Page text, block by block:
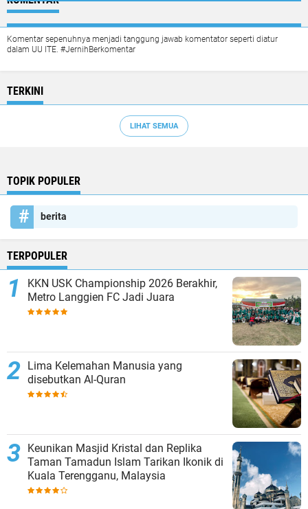
Komentar sepenuhnya menjadi tanggung jawab komentator seperti diatur
dalam UU ITE. #JernihBerkomentar
TERKINI
LIHAT SEMUA
TOPIK POPULER
berita
TERPOPULER
KKN USK Championship 2026 Berakhir,
Metro Langgien FC Jadi Juara
Lima Kelemahan Manusia yang
disebutkan Al-Quran
Keunikan Masjid Kristal dan Replika
Taman Tamadun Islam Tarikan Ikonik di
Kuala Terengganu, Malaysia